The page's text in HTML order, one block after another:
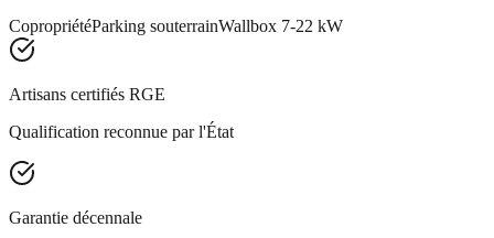
CopropriétéParking souterrainWallbox 7-22 kW
Artisans certifiés RGE
Qualification reconnue par l'État
Garantie décennale